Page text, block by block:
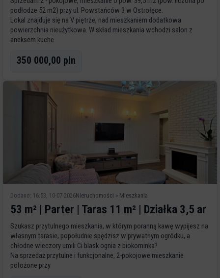
podłodze 52 m2) przy ul. Powstańców 3 w Ostrołęce.
Lokal znajduje się na V piętrze, nad mieszkaniem dodatkowa
powierzchnia nieużytkowa. W skład mieszkania wchodzi salon z
aneksem kuche
350 000,00 pln
Dodano: 16:53, 10-07-2026Nieruchomości » Mieszkania
53 m² | Parter | Taras 11 m² | Działka 3,5 ar
Szukasz przytulnego mieszkania, w którym poranną kawę wypijesz na
własnym tarasie, popołudnie spędzisz w prywatnym ogródku, a
chłodne wieczory umili Ci blask ognia z biokominka?
Na sprzedaż przytulne i funkcjonalne, 2-pokojowe mieszkanie
położone przy